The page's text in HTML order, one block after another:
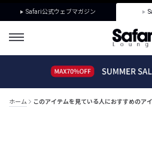
Safari公式ウェブマガジン
ホーム このアイテムを見ている人におすすめのア